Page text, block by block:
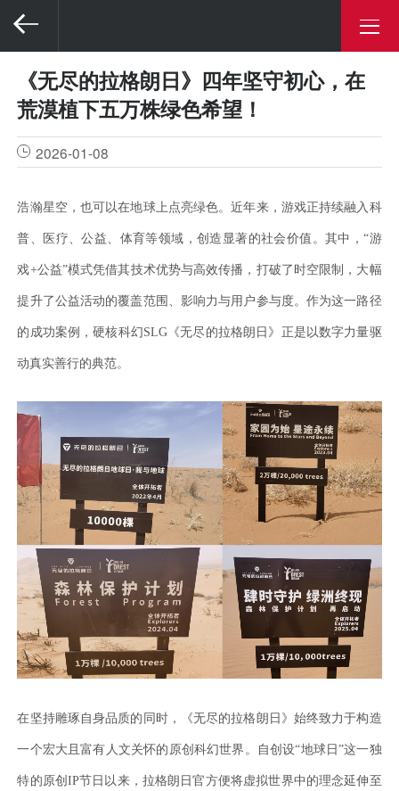
《无尽的拉格朗日》四年坚守初心，在
荒漠植下五万株绿色希望！
2026-01-08
浩瀚星空，也可以在地球上点亮绿色。近年来，游戏正持续融入科
普、医疗、公益、体育等领域，创造显著的社会价值。其中，“游
戏+公益”模式凭借其技术优势与高效传播，打破了时空限制，大幅
提升了公益活动的覆盖范围、影响力与用户参与度。作为这一路径
的成功案例，硬核科幻SLG《无尽的拉格朗日》正是以数字力量驱
动真实善行的典范。
在坚持雕琢自身品质的同时，《无尽的拉格朗日》始终致力于构造
一个宏大且富有人文关怀的原创科幻世界。自创设“地球日”这一独
特的原创IP节日以来，拉格朗日官方便将虚拟世界中的理念延伸至